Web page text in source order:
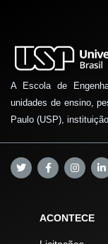
A Escola de
unidades de ensino,
Paulo (USP),
ACONTECE